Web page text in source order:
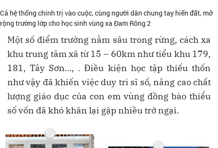
Cả hệ thống chính trị vào cuộc, cùng người dân chung tay hiến đất, mở
rộng trường lớp cho học sinh vùng xa Đam Rông 2
Một số điểm trường nằm sâu trong rừng, cách xa
khu trung tâm xã từ 15 – 60km như tiểu khu 179,
181, Tây Sơn…, . Điều kiện học tập thiếu thốn
như vậy đã khiến việc duy trì sĩ số, nâng cao chất
lượng giáo dục của con em vùng đồng bào thiểu
số vốn đã khó khăn lại gặp nhiều trở ngại.